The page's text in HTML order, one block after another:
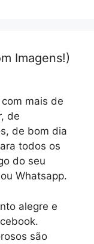
Imagens!)
mais de
de
de bom dia
todos os
do seu
Whatsapp.
alegre e
são